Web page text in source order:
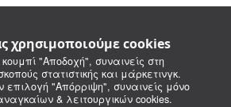
χρησιμοποιούμε cookies
"Αποδοχή", συναινείς στη
στατιστικής και μάρκετινγκ.
επιλογή "Απόρριψη", συναινείς μόνο
& λειτουργικών cookies.